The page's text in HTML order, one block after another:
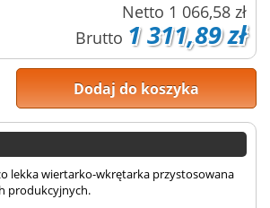
Netto 1 066,58 zł
Brutto 1 311,89 zł
Dodaj do koszyka
lekka wiertarko-wkrętarka przystosowana
produkcyjnych.